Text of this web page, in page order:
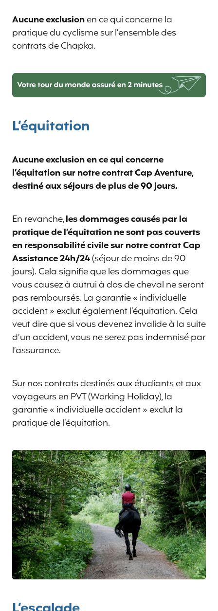
Aucune exclusionen ce qui concerne la
pratique du cyclisme sur l’ensemble des
contrats de Chapka.
L’équitation
Aucune exclusion en ce qui concerne
l’équitation sur notre contrat Cap Aventure,
destiné aux séjours de plus de 90 jours.
En revanche,les dommages causés par la
pratique de l’équitation ne sont pas couverts
en responsabilité civile sur notre contrat Cap
Assistance 24h/24(séjour de moins de 90
jours). Cela signifie que les dommages que
vous causez à autrui à dos de cheval ne seront
pas remboursés. La garantie « individuelle
accident » exclut également l’équitation. Cela
veut dire que si vous devenez invalide à la suite
d’un accident, vous ne serez pas indemnisé par
l’assurance.
Sur nos contrats destinés aux étudiants et aux
voyageurs en PVT (Working Holiday), la
garantie « individuelle accident » exclut la
pratique de l’équitation.